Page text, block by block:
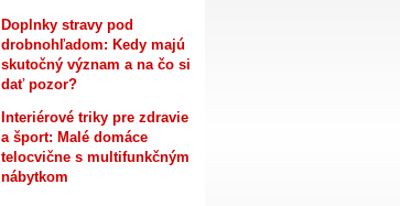
Doplnky stravy pod
drobnohľadom: Kedy majú
skutočný význam a na čo si
dať pozor?
Interiérové triky pre zdravie
a šport: Malé domáce
telocvične s multifunkčným
nábytkom